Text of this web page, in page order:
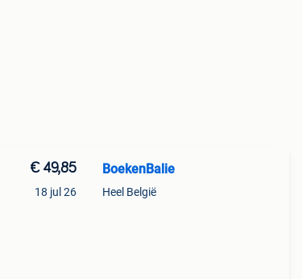
€ 49,85
18 jul 26
BoekenBalie
Heel België